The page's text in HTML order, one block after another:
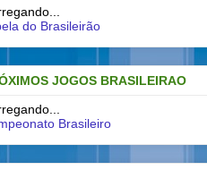
do Brasileirão
JOGOS BRASILEIRAO
Brasileiro